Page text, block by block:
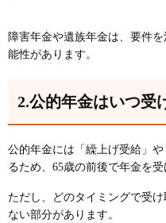
障害年金や遺族年金は、要件
能性があります。
2.公的年金はいつ受
公的年金には「繰上げ受給」
るため、65歳の前後で年金を
ただし、どのタイミングで受
ない部分があります。